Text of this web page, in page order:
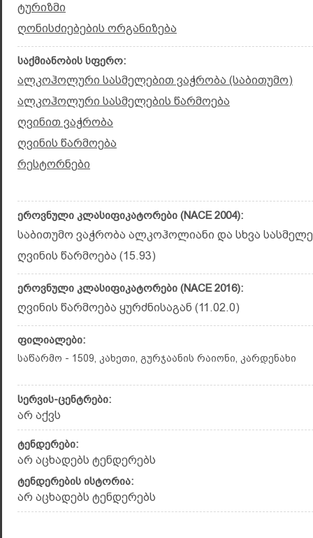
ტურიზმი
ღონისძიებების ორგანიზება
საქმიანობის სფერო:
ალკოჰოლური სასმელებით ვაჭრობა (საბითუმო)
ალკოჰოლური სასმელების წარმოება
ღვინით ვაჭრობა
ღვინის წარმოება
რესტორნები
ეროვნული კლასიფიკატორები (NACE 2004):
საბითუმო ვაჭრობა ალკოჰოლიანი და სხვა
ღვინის წარმოება (15.93)
ეროვნული კლასიფიკატორები (NACE 2016):
ღვინის წარმოება ყურძნისაგან (11.02.0)
ფილიალები:
საწარმო - 1509, კახეთი, გურჯაანის რაიონი, კარდენახი
სერვის-ცენტრები:
არ აქვს
ტენდერები:
არ აცხადებს ტენდერებს
ტენდერების ისტორია:
არ აცხადებს ტენდერებს